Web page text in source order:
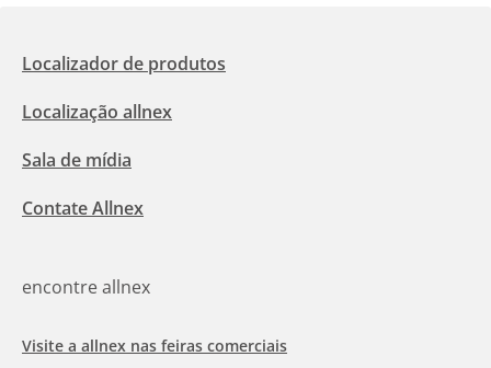
Localizador de produtos
Localização allnex
Sala de mídia
Contate Allnex
encontre allnex
Visite a allnex nas feiras comerciais